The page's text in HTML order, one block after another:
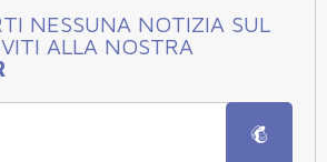
NESSUNA NOTIZIA SUL
ALLA NOSTRA